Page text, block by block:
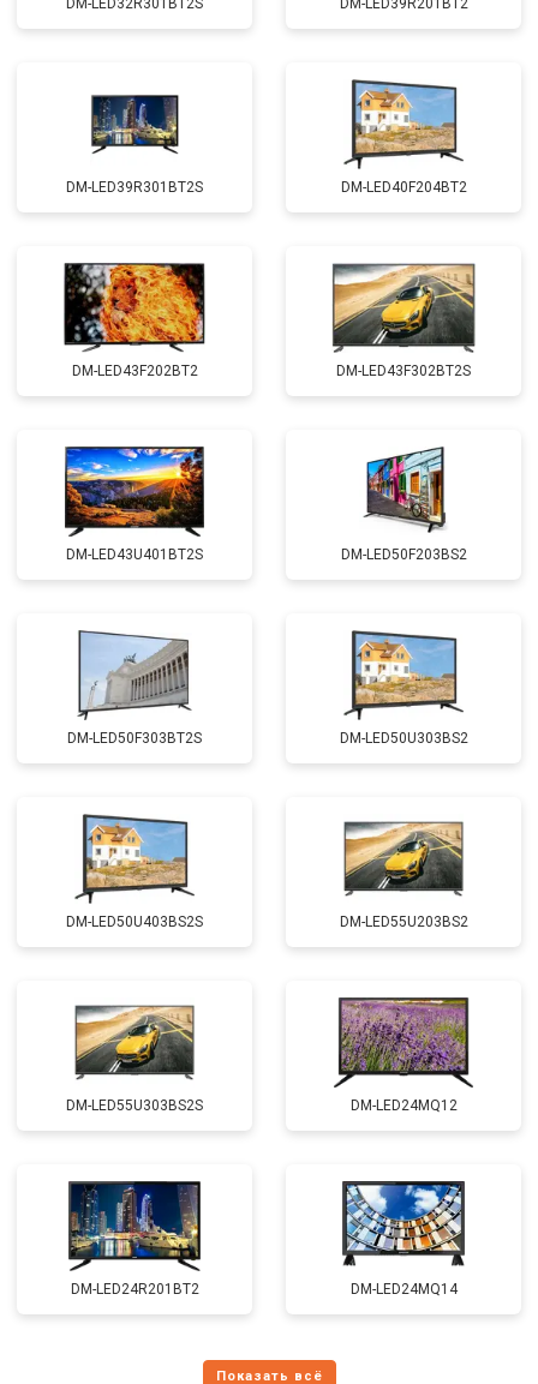
DM-LED32R301BT2S DM-LED39R201BT2
DM-LED39R301BT2S DM-LED40F204BT2
DM-LED43F202BT2 DM-LED43F302BT2S
DM-LED43U401BT2S DM-LED50F203BS2
DM-LED50F303BT2S DM-LED50U303BS2
DM-LED50U403BS2S DM-LED55U203BS2
DM-LED55U303BS2S DM-LED24MQ12
DM-LED24R201BT2 DM-LED24MQ14